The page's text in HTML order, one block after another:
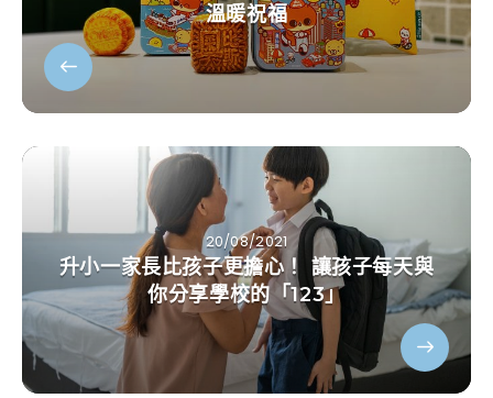
溫暖祝福
20/08/2021
升小一家長比孩子更擔心！ 讓孩子每天與
你分享學校的「123」